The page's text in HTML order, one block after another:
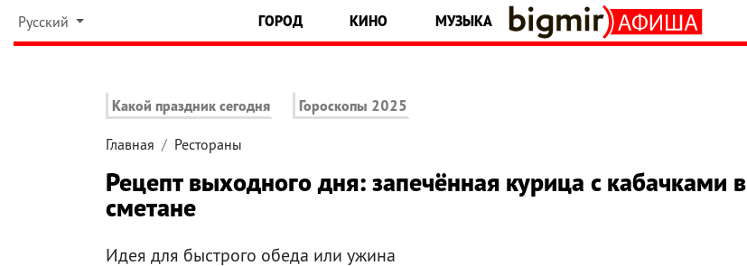
Русский ГОРОД КИНО МУЗЫКА
Какой праздник сегодня Гороскопы 2025
Главная Рестораны
Рецепт выходного дня: запечённая курица с кабачками в
сметане
Идея для быстрого обеда или ужина